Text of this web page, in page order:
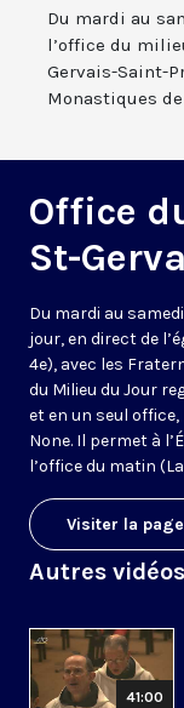
Du mardi au
l’office du
Gervais-Saint-
Monastiques
Office
St-
Du mardi au
jour, en direct de
4e), avec les
du Milieu du Jour
et en un seul
None. Il permet à
l’office du matin
Visiter la
Autres
41:00